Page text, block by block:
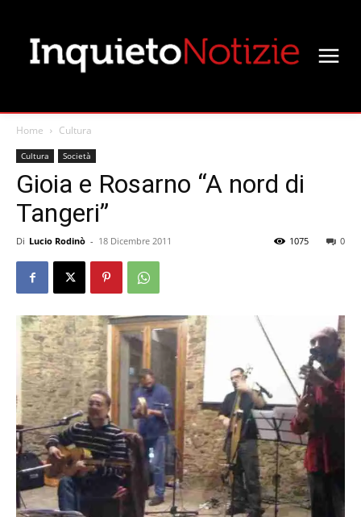
Home Cultura
Cultura Società
Gioia e Rosarno “A nord di
Tangeri”
Di Lucio Rodinò - 18 Dicembre 2011 0
1075